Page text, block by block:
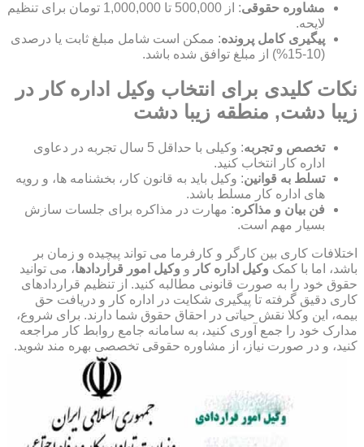
مشاوره حقوقی
: از 500,000 تا 1,000,000 تومان برای تنظیم
لایحه.
پیگیری کامل پرونده: ممکن است شامل مبلغ ثابت یا درصدی
(10-15%) از مبلغ توافق شده باشد.
نکات کلیدی برای انتخاب وکیل اداره کار در
زیبا دشت, منطقه زیبا دشت
تخصص و تجربه
: وکیلی با حداقل 5 سال تجربه در دعاوی
اداره کار انتخاب کنید.
تسلط به قوانین: وکیل باید به قانون کار، بخشنامه ها، و رویه
های اداره کار مسلط باشد.
فن بیان و مذاکره: مهارت در مذاکره برای جلسات سازش
بسیار مهم است.
اختلافات کاری بین کارگر و کارفرما می تواند پیچیده و زمان بر
باشد، اما با کمک وکیل اداره کار و وکیل امور قراردادها، می توانید
حقوق خود را به صورت قانونی مطالبه کنید. از تنظیم قراردادهای
کاری دقیق گرفته تا پیگیری شکایت در اداره کار و دریافت حق
بیمه، این وکلا نقش حیاتی در احقاق حقوق شما دارند. برای شروع،
مدارک خود را جمع آوری کنید، به سامانه جامع روابط کار مراجعه
کنید، و در صورت نیاز، از مشاوره حقوقی تخصصی بهره مند شوید.